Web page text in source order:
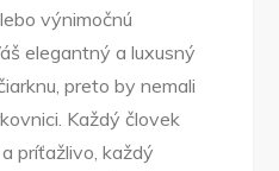
výnimočnú
elegantný a luxusný
preto by nemali
Každý človek
príťažlivo, každý